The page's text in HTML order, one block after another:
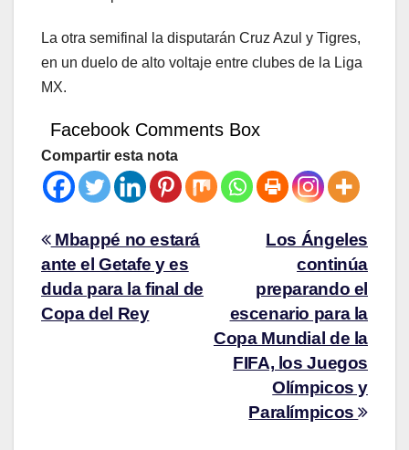
La otra semifinal la disputarán Cruz Azul y Tigres,
en un duelo de alto voltaje entre clubes de la Liga
MX.
Facebook Comments Box
Compartir esta nota
Los Ángeles
continúa
preparando el
escenario para la
Copa Mundial de la
FIFA, los Juegos
Olímpicos y
Paralímpicos
Mbappé no estará
ante el Getafe y es
duda para la final de
Copa del Rey